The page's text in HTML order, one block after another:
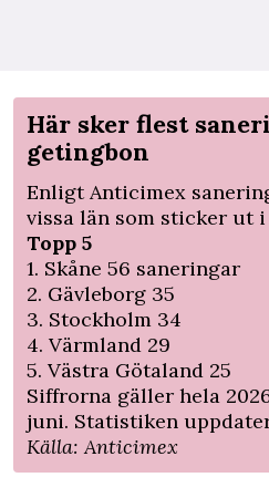
Här sker flest
getingbon
Enligt Anticimex
vissa län som sticker ut i
Topp 5
1. Skåne 56 saneringar
2. Gävleborg 35
3. Stockholm 34
4. Värmland 29
5. Västra Götaland 25
Siffrorna gäller hela
juni. Statistiken
Källa: Anticimex